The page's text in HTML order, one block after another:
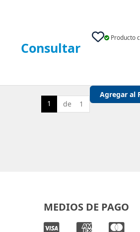
Producto
Consultar
1 de 1
MEDIOS DE PAGO